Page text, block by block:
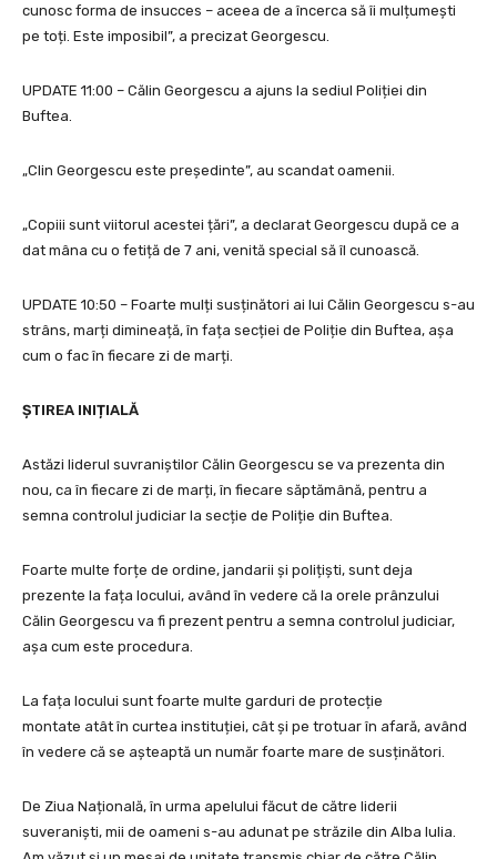
cunosc forma de insucces – aceea de a încerca să îi mulțumești
pe toți. Este imposibil”, a precizat Georgescu.
UPDATE 11:00 – Călin Georgescu a ajuns la sediul Poliției din
Buftea.
„Clin Georgescu este președinte”, au scandat oamenii.
„Copiii sunt viitorul acestei țări”, a declarat Georgescu după ce a
dat mâna cu o fetiță de 7 ani, venită special să îl cunoască.
UPDATE 10:50 – Foarte mulți susținători ai lui Călin Georgescu s-au
strâns, marți dimineață, în fața secției de Poliție din Buftea, așa
cum o fac în fiecare zi de marți.
ȘTIREA INIȚIALĂ
Astăzi liderul suvraniștilor Călin Georgescu se va prezenta din
nou, ca în fiecare zi de marți, în fiecare săptămână, pentru a
semna controlul judiciar la secție de Poliție din Buftea
Foarte multe forțe de ordine, jandarii și polițiști, sunt deja
prezente la fața locului, având în vedere că la orele prânzului
Călin Georgescu va fi prezent pentru a semna controlul judiciar,
așa cum este procedura.
La fața locului sunt foarte multe garduri de protecție
montate atât în curtea instituției, cât și pe trotuar în afară, având
în vedere că se așteaptă un număr foarte mare de susținători.
De Ziua Națională, în urma apelului făcut de către liderii
suveraniști, mii de oameni s-au adunat pe străzile din Alba Iulia.